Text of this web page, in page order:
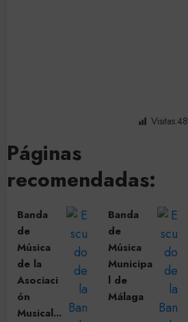
Visitas:48
Páginas
recomendadas:
Banda
de
Música
de la
Asociaci
ón
Musical...
Banda
de
Música
Municipa
l de
Málaga